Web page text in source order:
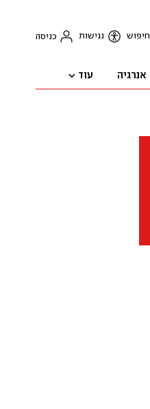
חיפוש נגישות כניסה
אנרגיה עוד